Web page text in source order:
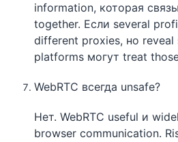
information, которая
together. Если several
different proxies, но reveal
platforms могут treat
WebRTC всегда unsafe?
Нет. WebRTC useful и
browser communication.